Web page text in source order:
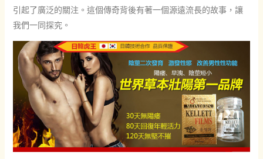
引起了廣泛的關注。這個傳奇背後有著一個源遠流長的故事，讓
我們一同探究。